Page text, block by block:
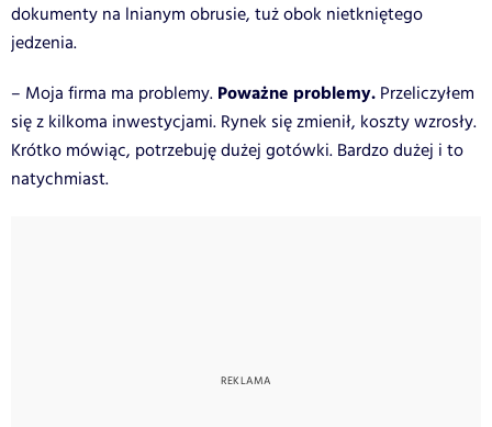
dokumenty na lnianym obrusie, tuż obok nietkniętego
jedzenia.
– Moja firma ma problemy. Poważne problemy. Przeliczyłem
się z kilkoma inwestycjami. Rynek się zmienił, koszty wzrosły.
Krótko mówiąc, potrzebuję dużej gotówki. Bardzo dużej i to
natychmiast.